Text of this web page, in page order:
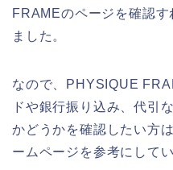
FRAMEのページを確認
ました。
なので、PHYSIQUE
ドや銀行振り込み、代引
かどうかを確認したい方
ームページを参考にして